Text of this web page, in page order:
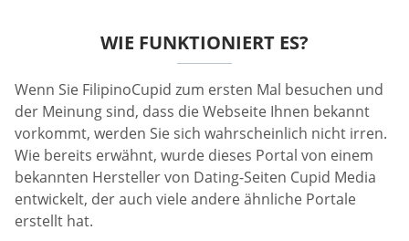
WIE FUNKTIONIERT ES?
Wenn Sie FilipinoCupid zum ersten Mal besuchen und
der Meinung sind, dass die Webseite Ihnen bekannt
vorkommt, werden Sie sich wahrscheinlich nicht irren.
Wie bereits erwähnt, wurde dieses Portal von einem
bekannten Hersteller von Dating-Seiten Cupid Media
entwickelt, der auch viele andere ähnliche Portale
erstellt hat.